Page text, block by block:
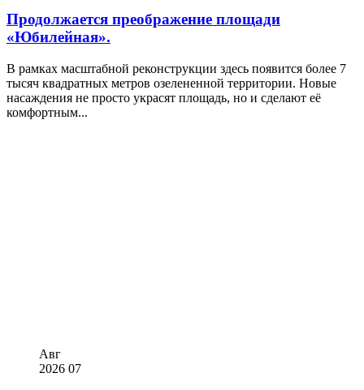
Продолжается преображение площади
«Юбилейная».
В рамках масштабной реконструкции здесь появится более 7
тысяч квадратных метров озелененной территории. Новые
насаждения не просто украсят площадь, но и сделают её
комфортным...
Авг
2026 07